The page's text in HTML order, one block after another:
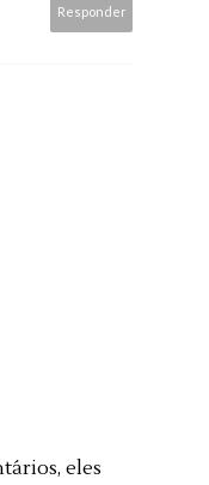
Responder
eles